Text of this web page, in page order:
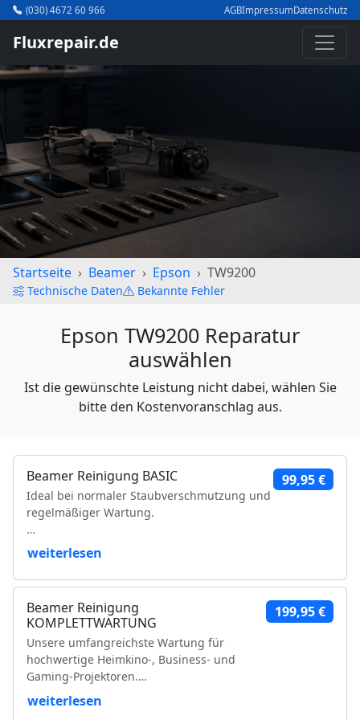
(030) 4672 60 966 AGBImpressumDatenschutz
Fluxrepair.de
Startseite Beamer Epson TW9200
Technische Daten Bekannte Fehler
Epson TW9200 Reparatur
auswählen
Ist die gewünschte Leistung nicht dabei, wählen Sie
bitte den Kostenvoranschlag aus.
Beamer Reinigung BASIC
Ideal bei normaler Staubverschmutzung und
regelmäßiger Wartung.
Leistungsumfang:
Reinigung der Luftfilter und Gehäuseteile
Reinigung der Kühlkörper
Objektivreinigung
Entfernung loser Staubablagerungen im
Geräteinneren
Prüfung der Bildqualität
Funktionsprüfung
weiterlesen
99,95 €
Beamer Reinigung
KOMPLETTWARTUNG
Unsere umfangreichste Wartung für
hochwertige Heimkino-, Business- und
Gaming-Projektoren.
Leistungsumfang:
weiterlesen
199,95 €